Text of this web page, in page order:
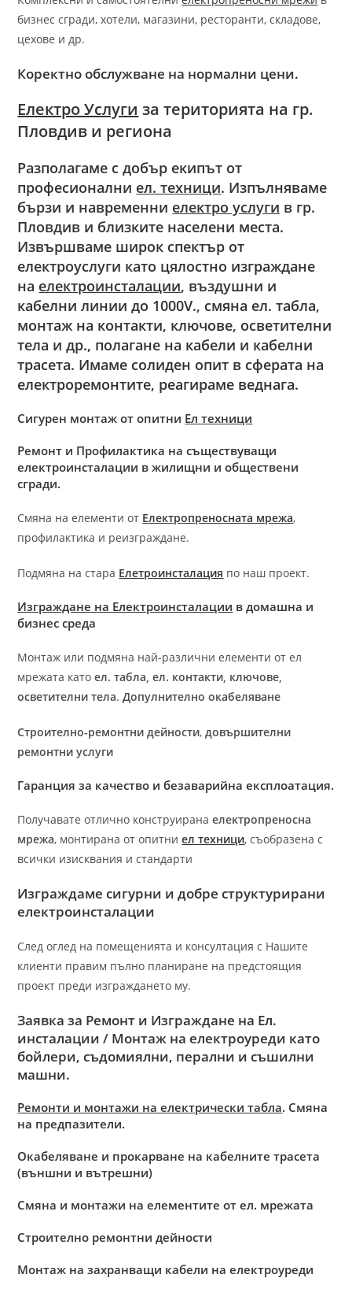
бизнес сгради, хотели, магазини, ресторанти, складове,
цехове и др.
Коректно обслужване на нормални цени.
Електро Услуги затериторията на гр.
Пловдив и региона
Разполагаме с добър екипът от
професионални ел. техници. Изпълняваме
бързи и навременни електро услуги в гр.
Пловдив и близките населени места.
Извършваме широк спектър от
електроуслуги като цялостно изграждане
на електроинсталации, въздушни и
кабелни линии до 1000V., смяна ел. табла,
монтаж на контакти, ключове, осветителни
тела и др., полагане на кабели и кабелни
трасета. Имаме солиден опит в сферата на
електроремонтите, реагираме веднага.
Сигурен монтаж от опитни Ел техници
Ремонт и Профилактика на съществуващи
електроинсталации в жилищни и обществени
сгради.
Смяна на елементи от Електропреносната мрежа,
профилактика и реизграждане.
Подмяна на стара Елетроинсталация по наш проект.
Изграждане на Електроинсталации в домашна и
бизнес среда
Монтаж или подмяна най-различни елементи от ел
мрежата катоел. табла, ел. контакти, ключове,
осветителни тела.Допулнително окабеляване
Строително-ремонтни дейности,довършителни
ремонтни услуги
Гаранция за качество и безаварийна експлоатация.
Получавате отлично конструиранаелектропреносна
мрежа, монтирана от опитниел техници, съобразена с
всички изисквания и стандарти
Изграждаме сигурни и добре структурирани
електроинсталации
След оглед на помещенията и консултация с Нашите
клиенти правим пълно планиране на предстоящия
проект преди изграждането му.
Заявка за Ремонт и Изграждане на Ел.
инсталации / Монтаж на електроуреди като
бойлери, съдомиялни, перални и съшилни
машни.
Ремонти и монтажи на електрически табла. Смяна
на предпазители.
Окабеляване и прокарване на кабелните трасета
(външни и вътрешни)
Смяна и монтажи на елементите от ел. мрежата
Строително ремонтни дейности
Монтаж на захранващи кабели на електроуреди